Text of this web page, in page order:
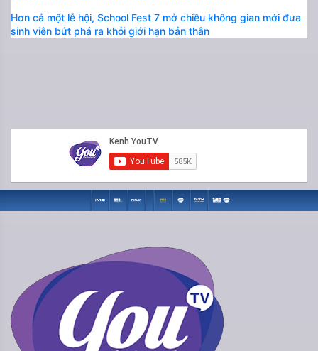
Hơn cả một lễ hội, School Fest 7 mở chiều không gian mới đưa
sinh viên bứt phá ra khỏi giới hạn bản thân